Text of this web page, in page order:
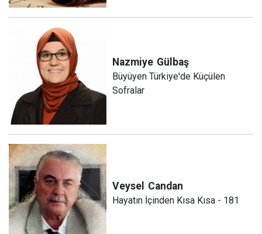
Nazmiye Gülbaş
Büyüyen Türkiye'de Küçülen
Sofralar
Veysel Candan
Hayatın İçinden Kısa Kısa - 181